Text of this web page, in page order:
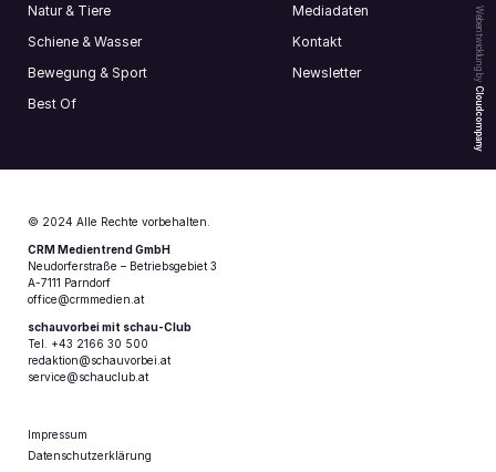
Webentwicklung by
Cloudcompany
Natur & Tiere
Schiene & Wasser
Bewegung & Sport
Best Of
Mediadaten
Kontakt
Newsletter
© 2024 Alle Rechte vorbehalten.
CRM Medientrend GmbH
Neudorferstraße – Betriebsgebiet 3
A-7111 Parndorf
office@crmmedien.at
schauvorbei mit schau-Club
Tel. +43 2166 30 500
redaktion@schauvorbei.at
service@schauclub.at
Impressum
Datenschutzerklärung